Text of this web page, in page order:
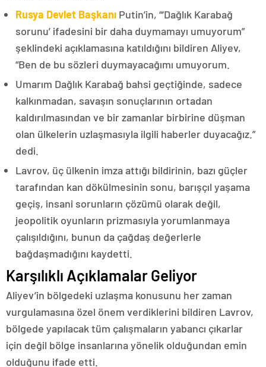
Rusya Devlet Başkanı Putin’in, “‘Dağlık Karabağ
sorunu’ ifadesini bir daha duymamayı umuyorum”
şeklindeki açıklamasına katıldığını bildiren Aliyev,
“Ben de bu sözleri duymayacağımı umuyorum.
Umarım Dağlık Karabağ bahsi geçtiğinde, sadece
kalkınmadan, savaşın sonuçlarının ortadan
kaldırılmasından ve bir zamanlar birbirine düşman
olan ülkelerin uzlaşmasıyla ilgili haberler duyacağız.”
dedi.
Lavrov, üç ülkenin imza attığı bildirinin, bazı güçler
tarafından kan dökülmesinin sonu, barışçıl yaşama
geçiş, insani sorunların çözümü olarak değil,
jeopolitik oyunların prizmasıyla yorumlanmaya
çalışıldığını, bunun da çağdaş değerlerle
bağdaşmadığını kaydetti.
Karşılıklı Açıklamalar Geliyor
Aliyev’in bölgedeki uzlaşma konusunu her zaman
vurgulamasına özel önem verdiklerini bildiren Lavrov,
bölgede yapılacak tüm çalışmaların yabancı çıkarlar
için değil bölge insanlarına yönelik olduğundan emin
olduğunu ifade etti.